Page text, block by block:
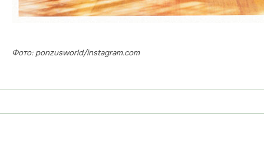
Фото: ponzusworld/instagram.com